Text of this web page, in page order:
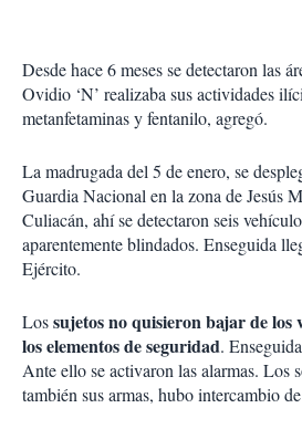
Desde hace 6 meses se detectaron las
Ovidio ‘N’ realizaba sus actividades
metanfetaminas y fentanilo, agregó.
La madrugada del 5 de enero, se
Guardia Nacional en la zona de Jesús
Culiacán, ahí se detectaron seis
aparentemente blindados. Enseguida
Ejército.
Lossujetos no quisieron bajar de los
los elementos de seguridad.
Ante ello se activaron las alarmas. Los
también sus armas, hubo intercambio